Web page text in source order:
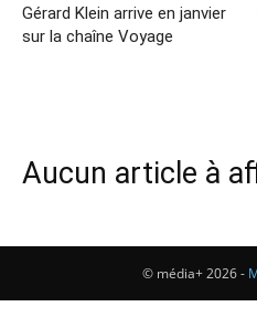
Gérard Klein arrive en janvier
sur la chaîne Voyage
Aucun article à
© média+ 2026 -